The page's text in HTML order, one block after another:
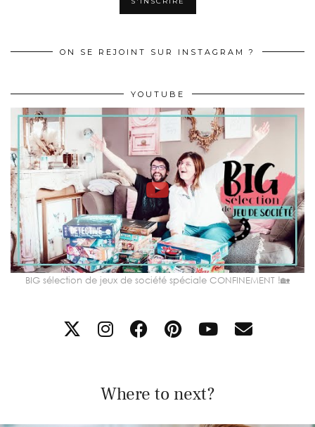
ON SE REJOINT SUR INSTAGRAM ?
YOUTUBE
BIG sélection de jeux de société spéciale CONFINEMENT !🏡
Where to next?